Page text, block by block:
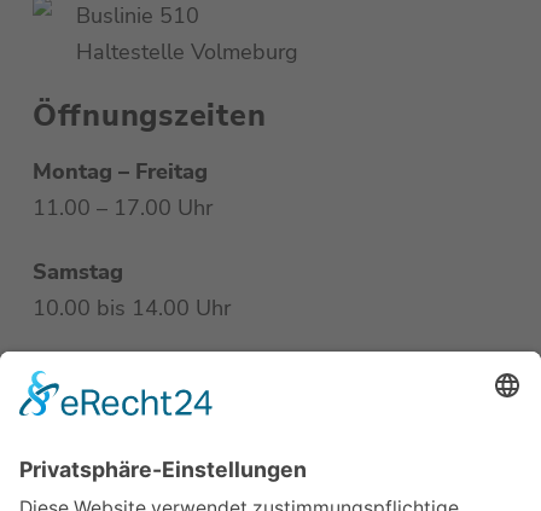
Buslinie 510
Haltestelle Volmeburg
Öffnungszeiten
Montag – Freitag
11.00 – 17.00 Uhr
Samstag
10.00 bis 14.00 Uhr
Übersicht
Startseite